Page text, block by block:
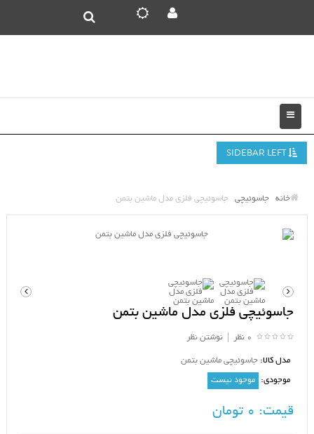
خانه جاسوئیچی جاسوئیچی فلزی مدل ماشین بتمن
جاسوئیچی فلزی مدل ماشین بتمن
0 نظر نوشتن نظر
مدل کالا: جاسوئیچی ماشین بتمن
موجودی: موجود نیست
قیمت: